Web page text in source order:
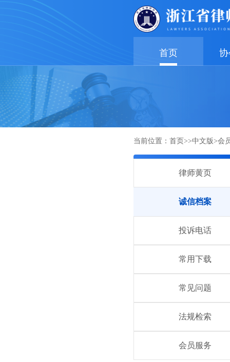
首页
当前位置： 首页 >>中文版>会
律师黄页
诚信档案
投诉电话
常用下载
常见问题
法规检索
会员服务